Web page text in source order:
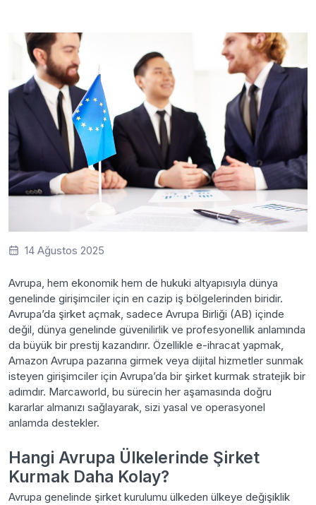
14 Ağustos 2025
Avrupa, hem ekonomik hem de hukuki altyapısıyla dünya
genelinde girişimciler için en cazip iş bölgelerinden biridir.
Avrupa’da şirket açmak, sadece Avrupa Birliği (AB) içinde
değil, dünya genelinde güvenilirlik ve profesyonellik anlamında
da büyük bir prestij kazandırır. Özellikle e-ihracat yapmak,
Amazon Avrupa pazarına girmek veya dijital hizmetler sunmak
isteyen girişimciler için Avrupa’da bir şirket kurmak stratejik bir
adımdır. Marcaworld, bu sürecin her aşamasında doğru
kararlar almanızı sağlayarak, sizi yasal ve operasyonel
anlamda destekler.
Hangi Avrupa Ülkelerinde Şirket
Kurmak Daha Kolay?
Avrupa genelinde şirket kurulumu ülkeden ülkeye değişiklik